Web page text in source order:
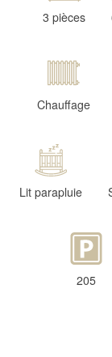
3 pièces
Chauffage
Lit parapluie
205